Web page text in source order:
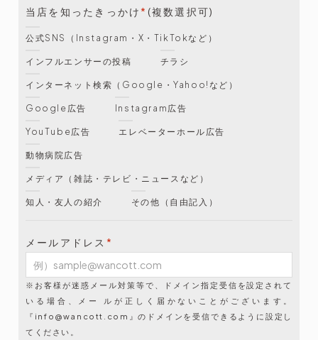
当店を知ったきっかけ * (複数選択可)
公式SNS（Instagram・X・TikTokなど）
インフルエンサーの投稿 チラシ
インターネット検索（Google・Yahoo!など）
Google広告 Instagram広告
YouTube広告 エレベーターホール広告
動物病院広告
メディア（雑誌・テレビ・ニュースなど）
知人・友人の紹介 その他（自由記入）
メールアドレス *
※お客様が迷惑メール対策等で、ドメイン指定受信を設定されて
いる場合、メー ルが正しく届かないことがございます。
『info@wancott.com』のドメインを受信できるように設定し
てください。